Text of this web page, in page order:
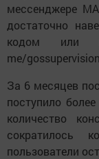
мессенджере
достаточно
кодом или
me/
За 6 месяцев
поступило
количество
сократилось
пользователи